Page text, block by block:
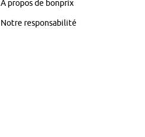
À propos de bonprix
Notre responsabilité